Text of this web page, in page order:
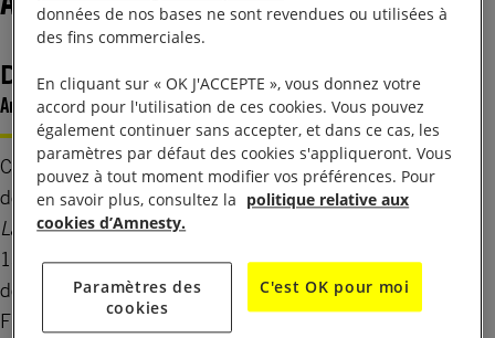
DOSSIER
Armes soniques : le déni
C’est un secret bien gardé : des États ont recours à
des canons soniques pour maintenir l’ordre.
La Chroniquenous emmène en Serbie où, le
15 mars 2025, un étrange phénomène sonore a
déclenché la panique dans une manifestation. En
France également, ces armes dites non létales, mais
données de nos bases ne sont revendues ou utilisées à
des fins commerciales.
En cliquant sur « OK J'ACCEPTE », vous donnez votre
accord pour l'utilisation de ces cookies. Vous pouvez
également continuer sans accepter, et dans ce cas, les
paramètres par défaut des cookies s'appliqueront. Vous
pouvez à tout moment modifier vos préférences. Pour
en savoir plus, consultez la politique relative aux
cookies d’Amnesty.
Paramètres des
cookies
C'est OK pour moi